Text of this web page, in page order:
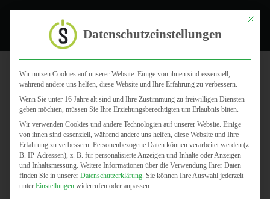
Was ist die IP-Telefonie
(All-IP) und weshalb
solltest du darauf
umsteigen?
Mit
Datenschutzeinstellungen
Wir nutzen Cookies auf unserer Website. Einige von ihnen sind essenziell,
während andere uns helfen, diese Website und Ihre Erfahrung zu verbessern.
Wenn Sie unter 16 Jahre alt sind und Ihre Zustimmung zu freiwilligen Diensten
geben möchten, müssen Sie Ihre Erziehungsberechtigten um Erlaubnis bitten.
Wir verwenden Cookies und andere Technologien auf unserer Website. Einige
von ihnen sind essenziell, während andere uns helfen, diese Website und Ihre
Erfahrung zu verbessern. Personenbezogene Daten können verarbeitet werden (z.
B. IP-Adressen), z. B. für personalisierte Anzeigen und Inhalte oder Anzeigen-
und Inhaltsmessung. Weitere Informationen über die Verwendung Ihrer Daten
finden Sie in unserer Datenschutzerklärung. Sie können Ihre Auswahl jederzeit
unter Einstellungen widerrufen oder anpassen.